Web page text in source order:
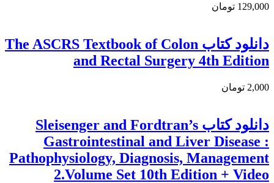
129,000 تومان
دانلود كتاب The ASCRS Textbook of Colon
and Rectal Surgery 4th Edition
2,000 تومان
دانلود کتاب Sleisenger and Fordtran’s
Gastrointestinal and Liver Disease :
Pathophysiology, Diagnosis, Management
2.Volume Set 10th Edition + Video